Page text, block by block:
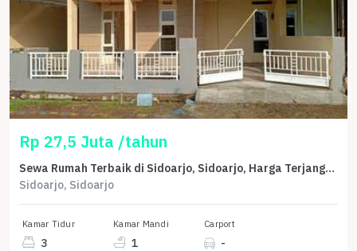
Rp 27,5 Juta /tahun
Sewa Rumah Terbaik di Sidoarjo, Sidoarjo, Harga Terjangkau
Sidoarjo, Sidoarjo
Kamar Tidur
3
Kamar Mandi
1
Carport
-